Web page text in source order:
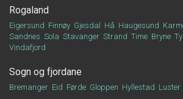
Rogaland
Eigersund Finnøy Gjesdal Hå Haugesund
Sandnes Sola Stavanger Strand Time Bryne
Vindafjord
Sogn og fjordane
Bremanger Eid Førde Gloppen Hyllestad Luster